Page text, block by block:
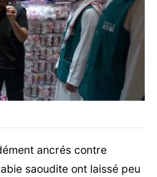
ancrés contre
saoudite ont laissé peu